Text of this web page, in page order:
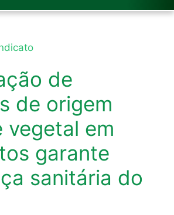
de
de origem
vegetal em
garante
sanitária do